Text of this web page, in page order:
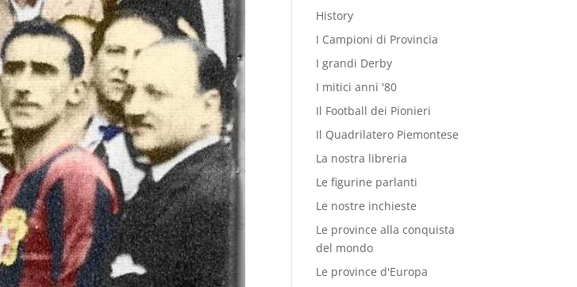
History
I Campioni di Provincia
I grandi Derby
I mitici anni '80
Il Football dei Pionieri
Il Quadrilatero Piemontese
La nostra libreria
Le figurine parlanti
Le nostre inchieste
Le province alla conquista
del mondo
Le province d'Europa